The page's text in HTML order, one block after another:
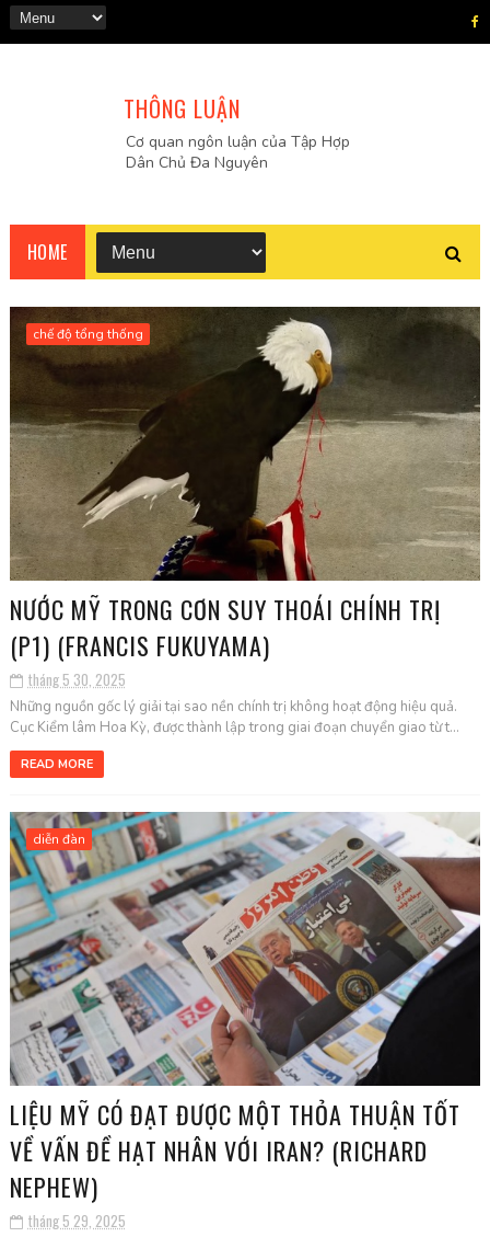
THÔNG LUẬN
Cơ quan ngôn luận của Tập Hợp
Dân Chủ Đa Nguyên
HOME
chế độ tổng thống
NƯỚC MỸ TRONG CƠN SUY THOÁI CHÍNH TRỊ
(P1) (FRANCIS FUKUYAMA)
tháng 5 30, 2025
Những nguồn gốc lý giải tại sao nền chính trị không hoạt động hiệu quả.
Cục Kiểm lâm Hoa Kỳ, được thành lập trong giai đoạn chuyển giao từ t...
READ MORE
diễn đàn
LIỆU MỸ CÓ ĐẠT ĐƯỢC MỘT THỎA THUẬN TỐT
VỀ VẤN ĐỀ HẠT NHÂN VỚI IRAN? (RICHARD
NEPHEW)
tháng 5 29, 2025